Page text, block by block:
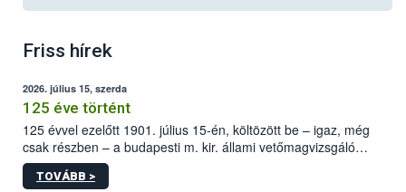
Friss hírek
2026. július 15, szerda
125 éve történt
125 évvel ezelőtt 1901. július 15-én, költözött be – igaz, még
csak részben – a budapesti m. kir. állami vetőmagvizsgáló
állomás a Kis Rókus utca 15. szám alatti, Czigler Győző által
tervezett új épületébe.
TOVÁBB >